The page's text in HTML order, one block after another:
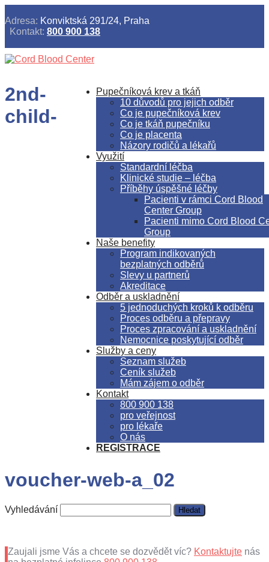
Adresa: Konviktská 291/24, Praha
Kontakt: 800 900 138
Pupečníková krev a tkáň
10 důvodů pro jejich odběr
Co je pupečníková krev
Co je tkáň pupečníku
Co je placenta
Názory rodičů a lékařů
Využití
Standardní léčba
Klinické studie – léčba
Příběhy úspěšné léčby
Pacienti v rámci Cord Blood
Center Group
Pacienti mimo Cord Blood
Group
Naše benefity
Program indikovaných
bezplatných odběrů
Slevy u partnerů
Akreditace
Odběr a uskladnění
5 jednoduchých kroků k odběru
Proces odběru a přepravy
Proces zpracování a uskladnění
Nemocnice poskytující odběr
Služby a ceny
Seznam služeb
Ceník služeb
Mám zájem o odběr
Kontakt
800 900 138
pro veřejnost
pro lékaře
O nás
REGISTRACE
2nd-
child-
voucher-web-a_02
Vyhledávání
Zaujali jsme Vás a chcete se dozvědět víc? Kontaktujte nás